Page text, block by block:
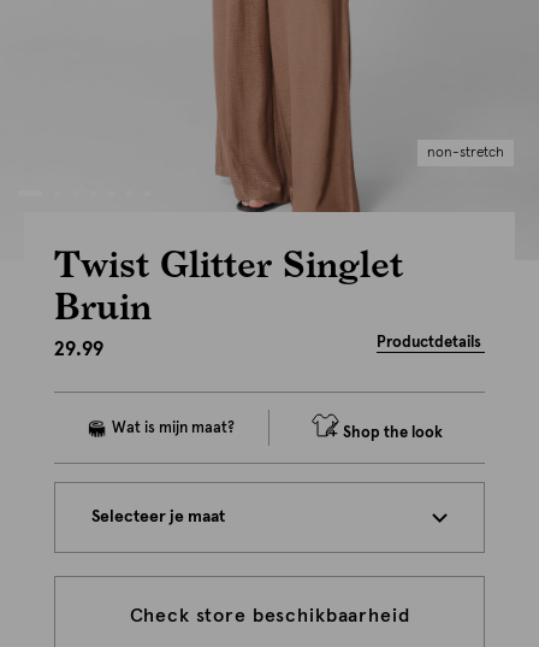
non-stretch
Twist Glitter Singlet
Bruin
29.99 Productdetails
Shop the look
Selecteer je maat
Check store beschikbaarheid